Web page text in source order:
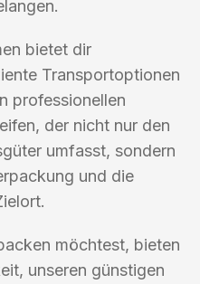
bietet dir
Transportoptionen
professionellen
der nicht nur den
umfasst, sondern
und die
möchtest, bieten
unseren günstigen